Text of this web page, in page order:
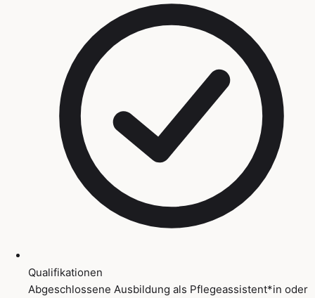
Qualifikationen
Abgeschlossene Ausbildung als Pflegeassistent*in oder